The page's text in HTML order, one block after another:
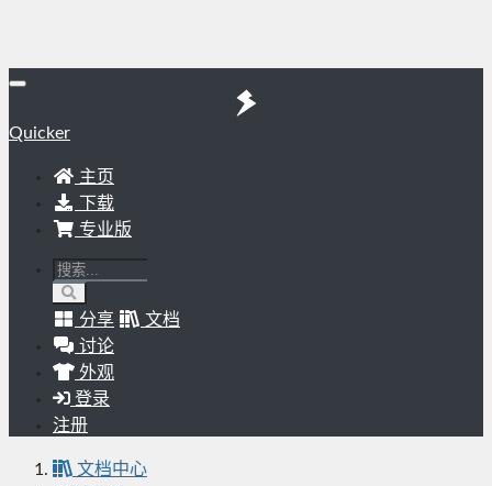
Quicker
主页
下载
专业版
分享
文档
讨论
外观
登录
注册
文档中心